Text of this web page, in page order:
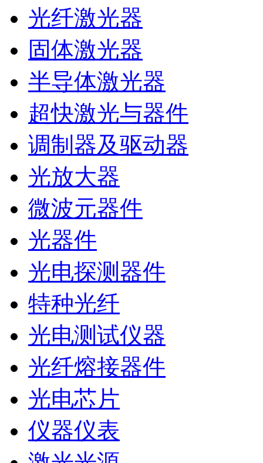
光纤激光器
固体激光器
半导体激光器
超快激光与器件
调制器及驱动器
光放大器
微波元器件
光器件
光电探测器件
特种光纤
光电测试仪器
光纤熔接器件
光电芯片
仪器仪表